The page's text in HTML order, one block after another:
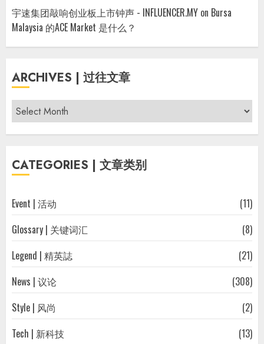
宇速集团敲响创业板上市钟声 - INFLUENCER.MY on Bursa
Malaysia 的ACE Market 是什么？
ARCHIVES | 过往文章
Archives
|
过
文
CATEGORIES | 文章类别
Event | 活动
(11)
Glossary | 关键词汇
(8)
Legend | 精英誌
(21)
News | 议论
(308)
Style | 风尚
(2)
Tech | 新科技
(13)